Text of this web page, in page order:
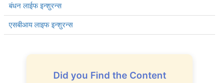
बंधन लाईफ इन्शुरन्स
एसबीआय लाइफ इन्शुरन्स
Did you Find the Content